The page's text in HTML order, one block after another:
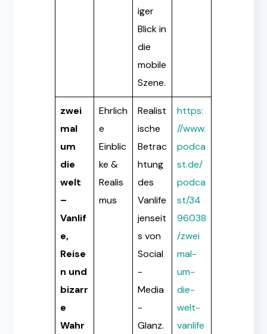
iger
Blick in
die
mobile
Szene.
zwei
mal
um
die
welt
–
Vanlif
e,
Reise
n und
bizarr
e
Wahr
Ehrlich
e
Einblic
ke &
Realis
mus
Realist
ische
Betrac
htung
des
Vanlife
jenseit
s von
Social
-
Media
-
Glanz.
https:
//www.
podca
st.de/
podca
st/34
96038
/zwei
mal-
um-
die-
welt-
vanlife